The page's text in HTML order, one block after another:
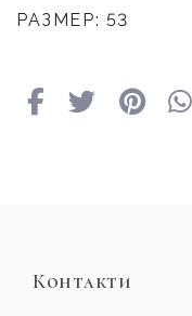
РАЗМЕР: 53
Контакти